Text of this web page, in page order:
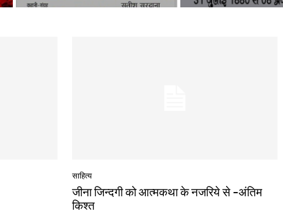
साहित्य
जीना जिन्दगी को आत्मकथा के नजरिये से -अंतिम
किश्त